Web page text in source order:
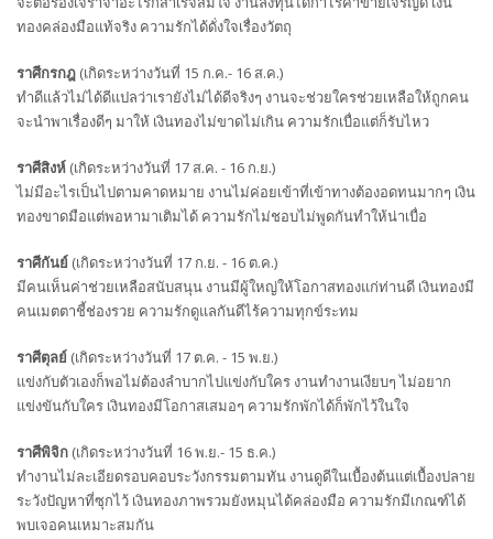
ทองคล่องมือแท้จริง ความรักได้ดั่งใจเรื่องวัตถุ
ราศีกรกฎ (เกิดระหว่างวันที่ 15 ก.ค.- 16 ส.ค.)
ทำดีแล้วไม่ได้ดีแปลว่าเรายังไม่ได้ดีจริงๆ งานจะช่วยใครช่วยเหลือให้ถูกคน
จะนำพาเรื่องดีๆ มาให้ เงินทองไม่ขาดไม่เกิน ความรักเบื่อแต่ก็รับไหว
ราศีสิงห์ (เกิดระหว่างวันที่ 17 ส.ค. - 16 ก.ย.)
ไม่มีอะไรเป็นไปตามคาดหมาย งานไม่ค่อยเข้าที่เข้าทางต้องอดทนมากๆ เงิน
ทองขาดมือแต่พอหามาเติมได้ ความรักไม่ชอบไม่พูดกันทำให้น่าเบื่อ
ราศีกันย์ (เกิดระหว่างวันที่ 17 ก.ย. - 16 ต.ค.)
มีคนเห็นค่าช่วยเหลือสนับสนุน งานมีผู้ใหญ่ให้โอกาสทองแก่ท่านดี เงินทองมี
คนเมตตาชี้ช่องรวย ความรักดูแลกันดีไร้ความทุกข์ระทม
ราศีตุลย์ (เกิดระหว่างวันที่ 17 ต.ค. - 15 พ.ย.)
แข่งกับตัวเองก็พอไม่ต้องลำบากไปแข่งกับใคร งานทำงานเงียบๆ ไม่อยาก
แข่งขันกับใคร เงินทองมีโอกาสเสมอๆ ความรักพักได้ก็พักไว้ในใจ
ราศีพิจิก (เกิดระหว่างวันที่ 16 พ.ย.- 15 ธ.ค.)
ทำงานไม่ละเอียดรอบคอบระวังกรรมตามทัน งานดูดีในเบื้องต้นแต่เบื้องปลาย
ระวังปัญหาที่ซุกไว้ เงินทองภาพรวมยังหมุนได้คล่องมือ ความรักมีเกณฑ์ได้
พบเจอคนเหมาะสมกัน